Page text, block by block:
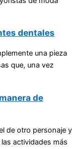
dentales
una pieza
que, una vez
de
de otro personaje y
actividades más